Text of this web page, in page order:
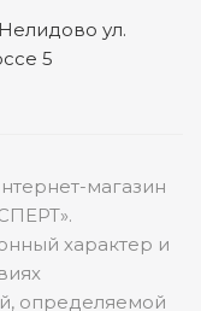
ул.
5
магазин
характер и
определяемой